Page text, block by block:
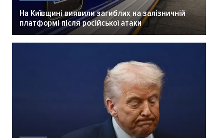
На Київщині виявили загиблих на залізничній
платформі після російської атаки